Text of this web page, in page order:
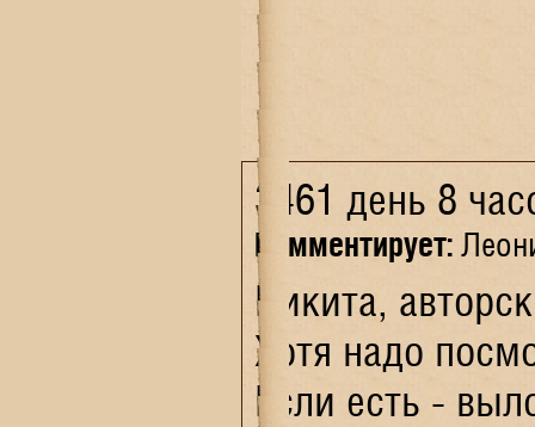
3461 день 8
Комментирует:
Никита,
Хотя надо
Если есть -